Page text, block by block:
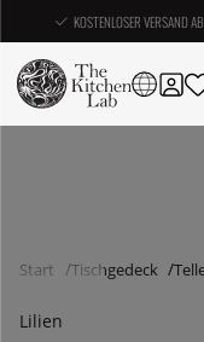
KOSTENLOSER VERSAND
Start Tischgedeck
Lilien